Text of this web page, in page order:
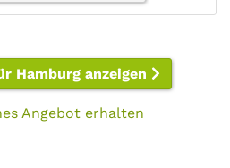
Hamburg anzeigen
Angebot erhalten